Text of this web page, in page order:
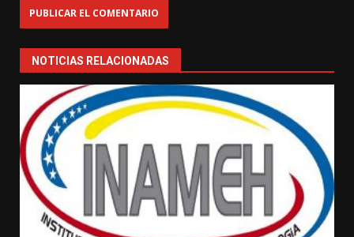
NOTICIAS RELACIONADAS